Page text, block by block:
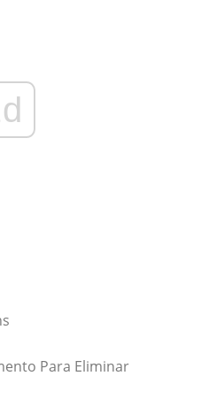
Para Eliminar